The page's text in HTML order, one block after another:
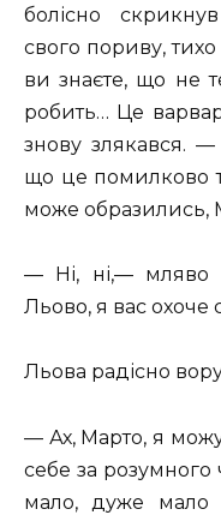
болісно
свого пориву,
ви знаєте, що не
робить… Це
знову злякався. —
що це помилково
може образились,
— Ні, ні,— мляво
Льово, я вас охоче
Льова радісно
— Ах, Марто, я
себе за розумного
мало, дуже мало